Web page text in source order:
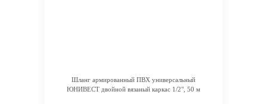
Шланг армированный ПВХ универсальный
ЮНИВЕСТ двойной вязаный каркас 1/2", 50 м